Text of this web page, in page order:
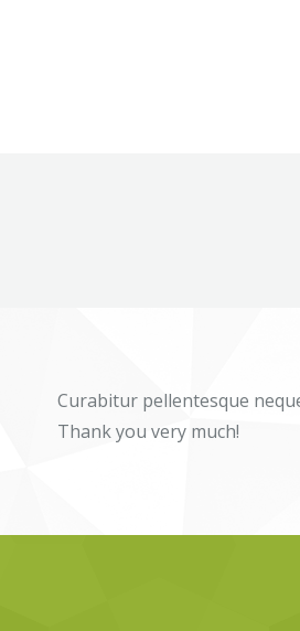
Curabitur pellentesque
Thank you very much!